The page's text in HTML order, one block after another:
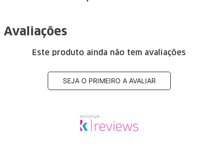
Avaliações
Este produto ainda não tem avaliações
SEJA O PRIMEIRO A AVALIAR